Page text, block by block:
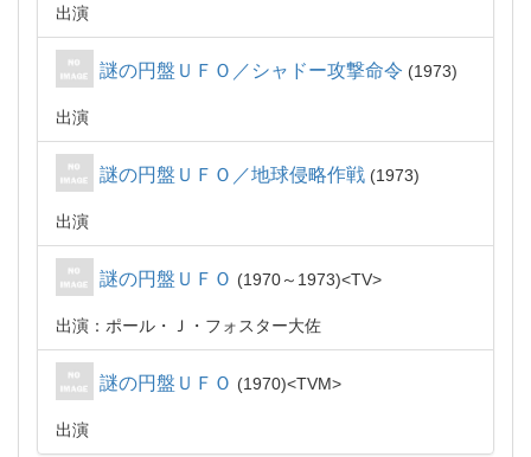
出演
謎の円盤ＵＦＯ／シャドー攻撃命令 1973
出演
謎の円盤ＵＦＯ／地球侵略作戦 1973
出演
謎の円盤ＵＦＯ 1970～1973 TV
出演：ポール・Ｊ・フォスター大佐
謎の円盤ＵＦＯ 1970 TVM
出演